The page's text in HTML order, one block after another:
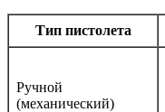
Тип пистолета
Ручной
(механический)